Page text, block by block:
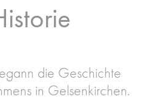
die Geschichte
in Gelsenkirchen.